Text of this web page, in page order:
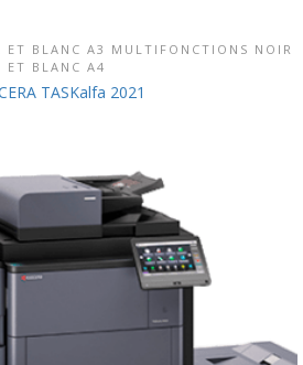
CE PRODUIT
BLANC A3 MULTIFONCTIONS NOIR
ET BLANC A4
TASKalfa 2021